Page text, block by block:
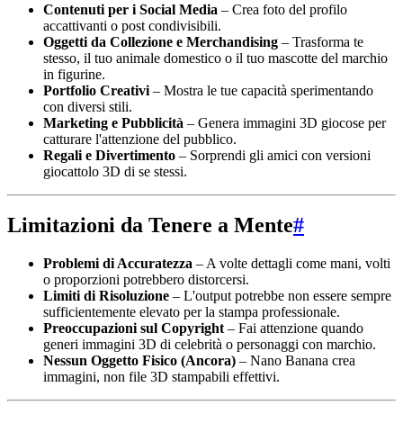
Contenuti per i Social Media – Crea foto del profilo
accattivanti o post condivisibili.
Oggetti da Collezione e Merchandising – Trasforma te
stesso, il tuo animale domestico o il tuo mascotte del marchio
in figurine.
Portfolio Creativi – Mostra le tue capacità sperimentando
con diversi stili.
Marketing e Pubblicità – Genera immagini 3D giocose per
catturare l'attenzione del pubblico.
Regali e Divertimento – Sorprendi gli amici con versioni
giocattolo 3D di se stessi.
Limitazioni da Tenere a Mente#
Problemi di Accuratezza – A volte dettagli come mani, volti
o proporzioni potrebbero distorcersi.
Limiti di Risoluzione – L'output potrebbe non essere sempre
sufficientemente elevato per la stampa professionale.
Preoccupazioni sul Copyright – Fai attenzione quando
generi immagini 3D di celebrità o personaggi con marchio.
Nessun Oggetto Fisico (Ancora) – Nano Banana crea
immagini, non file 3D stampabili effettivi.